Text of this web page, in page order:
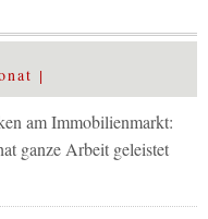
am Immobilienmarkt:
ganze Arbeit geleistet